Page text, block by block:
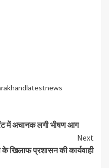
में अचानक लगी भीषण आग
Next
खिलाफ प्रशासन की कार्यवाही